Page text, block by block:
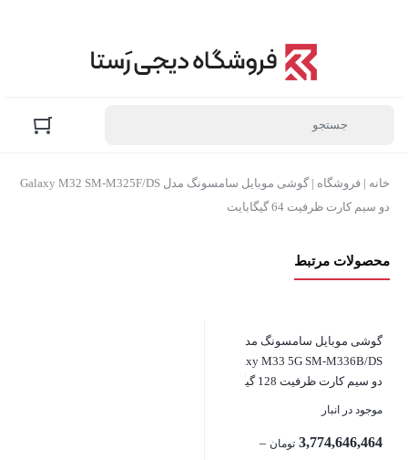
خانه | فروشگاه |
گوشی موبایل سامسونگ مدل Galaxy M32 SM-M325F/DS
دو سیم‌ کارت ظرفیت 64 گیگابایت
محصولات مرتبط
گوشی موبایل سامسونگ مدل
Galaxy M33 5G SM-M336B/DS
دو سیم‌ کارت ظرفیت 128 گیگابایت
موجود در انبار
3,774,646,464 تومان –